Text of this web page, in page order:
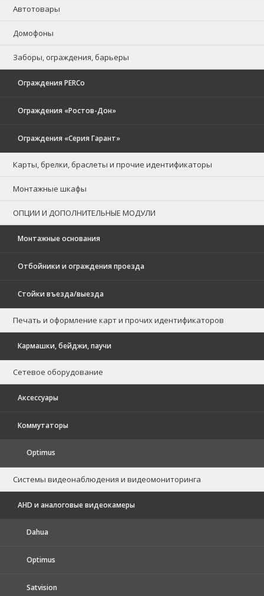
Автотовары
Домофоны
Заборы, ограждения, барьеры
Ограждения PERCo
Ограждения «Ростов-Дон»
Ограждения «Серия Гарант»
Карты, брелки, браслеты и прочие идентификаторы
Монтажные шкафы
ОПЦИИ И ДОПОЛНИТЕЛЬНЫЕ МОДУЛИ
Монтажные основания
Отбойники и ограждения проезда
Стойки въезда/выезда
Печать и оформление карт и прочих идентификаторов
Кармашки, бейджи, паучи
Сетевое оборудование
Аксессуары
Коммутаторы
Optimus
Системы видеонаблюдения и видеомониторинга
AHD и аналоговые видеокамеры
Dahua
Optimus
Satvision